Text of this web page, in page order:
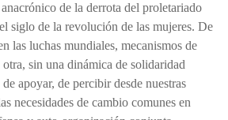
de la derrota del proletariado
siglo de la revolución de las mujeres. De
las luchas mundiales, mecanismos de
sin una dinámica de solidaridad
apoyar, de percibir desde nuestras
necesidades de cambio comunes en